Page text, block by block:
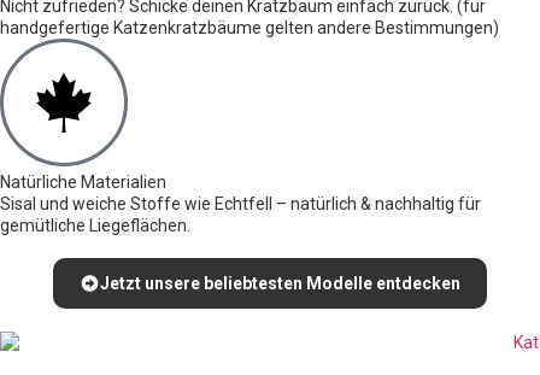
Nicht zufrieden? Schicke deinen Kratzbaum einfach zurück. (für
handgefertige Katzenkratzbäume gelten andere Bestimmungen)
Natürliche Materialien
Sisal und weiche Stoffe wie Echtfell – natürlich & nachhaltig für
gemütliche Liegeflächen.
Jetzt unsere beliebtesten Modelle entdecken